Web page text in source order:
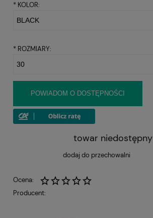
* KOLOR:
* ROZMIARY:
POWIADOM O DOSTĘPNOŚCI
towar niedostępny
dodaj do przechowalni
Ocena:
Producent: